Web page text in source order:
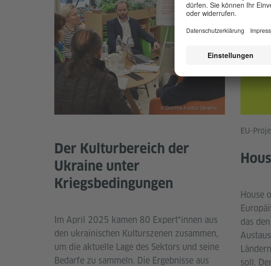
Der Kulturbereich der
Ukraine unter
Kriegsbedingungen
Im April 2025 kamen 80 Expert*innen aus
den ukrainischen Kulturszenen zusammen,
um die aktuelle Lage des Sektors und seine
Bedarfe zu sammeln. Die Ergebnisse aus
© Goethe-Institut Ukraine
EU-
House
das
soll.